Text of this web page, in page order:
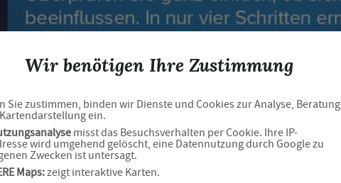
Wir benötigen Ihre Zustimmung
Sie zustimmen, binden wir Dienste und Cookies zur Analyse, Beratung
ein.
misst das Besuchsverhalten per Cookie. Ihre IP-
wird umgehend gelöscht, eine Datennutzung durch Google zu
Zwecken ist untersagt.
Maps:zeigt interaktive Karten.